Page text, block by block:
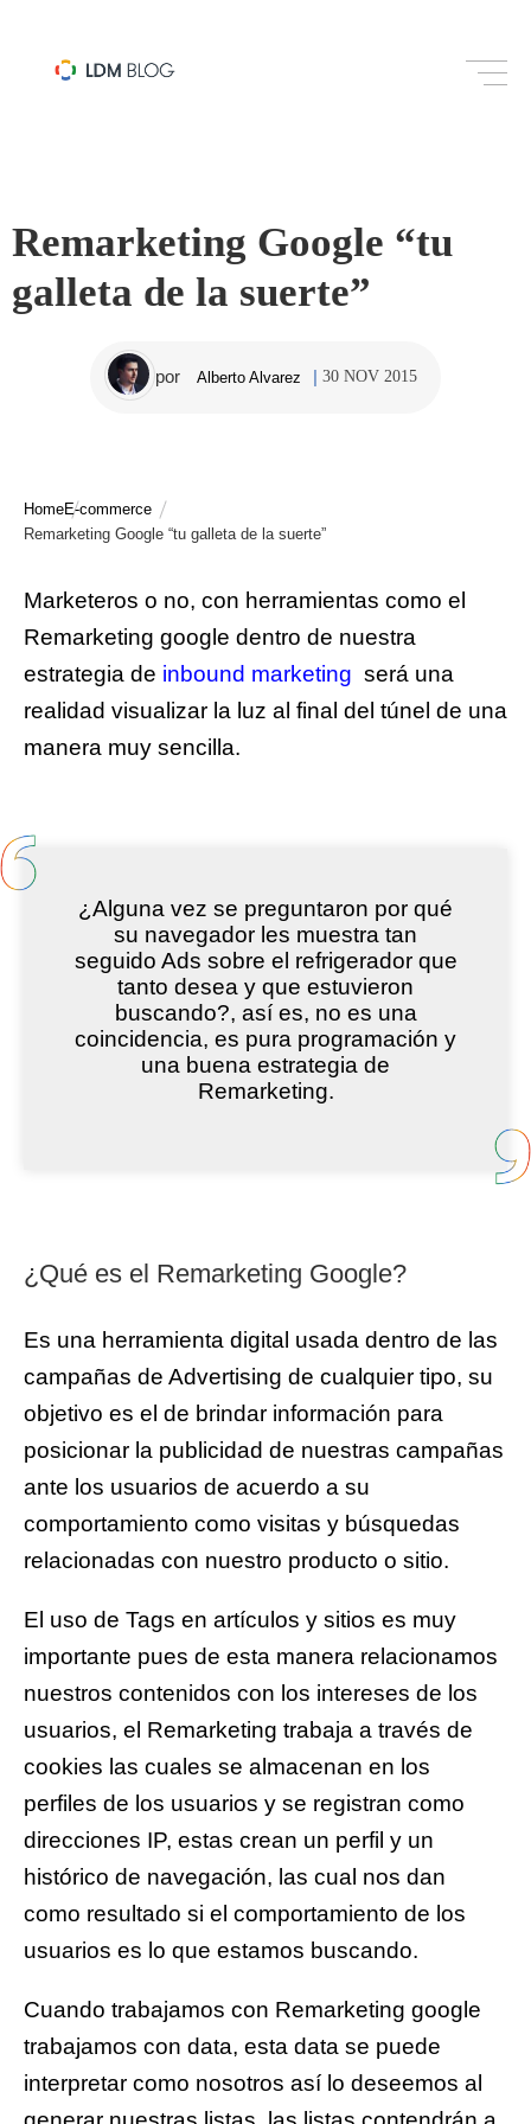
Remarketing Google “tu
galleta de la suerte”
por Alberto Alvarez 30 NOV 2015
HomeE-commerce
Remarketing Google “tu galleta de la suerte”
Marketeros o no, con herramientas como el
Remarketing google dentro de nuestra
estrategia de inbound marketing será una
realidad visualizar la luz al final del túnel de una
manera muy sencilla.
¿Alguna vez se preguntaron por qué
su navegador les muestra tan
seguido Ads sobre el refrigerador que
tanto desea y que estuvieron
buscando?, así es, no es una
coincidencia, es pura programación y
una buena estrategia de
Remarketing.
¿Qué es el Remarketing Google?
Es una herramienta digital usada dentro de las
campañas de Advertising de cualquier tipo, su
objetivo es el de brindar información para
posicionar la publicidad de nuestras campañas
ante los usuarios de acuerdo a su
comportamiento como visitas y búsquedas
relacionadas con nuestro producto o sitio.
El uso de Tags en artículos y sitios es muy
importante pues de esta manera relacionamos
nuestros contenidos con los intereses de los
usuarios, el Remarketing trabaja a través de
cookies las cuales se almacenan en los
perfiles de los usuarios y se registran como
direcciones IP, estas crean un perfil y un
histórico de navegación, las cual nos dan
como resultado si el comportamiento de los
usuarios es lo que estamos buscando.
Cuando trabajamos con Remarketing google
trabajamos con data, esta data se puede
interpretar como nosotros así lo deseemos al